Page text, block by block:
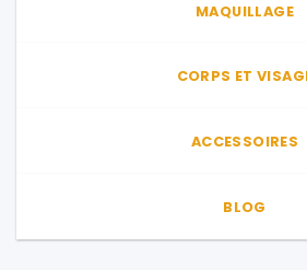
MAQUILLAGE
CORPS ET
ACCESSOIRES
BLOG